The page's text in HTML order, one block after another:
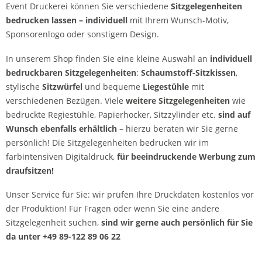
Event Druckerei können Sie verschiedene Sitzgelegenheiten
bedrucken lassen – individuell mit Ihrem Wunsch-Motiv,
Sponsorenlogo oder sonstigem Design.
In unserem Shop finden Sie eine kleine Auswahl an individuell
bedruckbaren Sitzgelegenheiten: Schaumstoff-Sitzkissen,
stylische Sitzwürfel und bequeme Liegestühle mit
verschiedenen Bezügen. Viele weitere Sitzgelegenheiten wie
bedruckte Regiestühle, Papierhocker, Sitzzylinder etc. sind auf
Wunsch ebenfalls erhältlich – hierzu beraten wir Sie gerne
persönlich! Die Sitzgelegenheiten bedrucken wir im
farbintensiven Digitaldruck, für beeindruckende Werbung zum
draufsitzen!
Unser Service für Sie: wir prüfen Ihre Druckdaten kostenlos vor
der Produktion! Für Fragen oder wenn Sie eine andere
Sitzgelegenheit suchen, sind wir gerne auch persönlich für Sie
da unter +49 89-122 89 06 22